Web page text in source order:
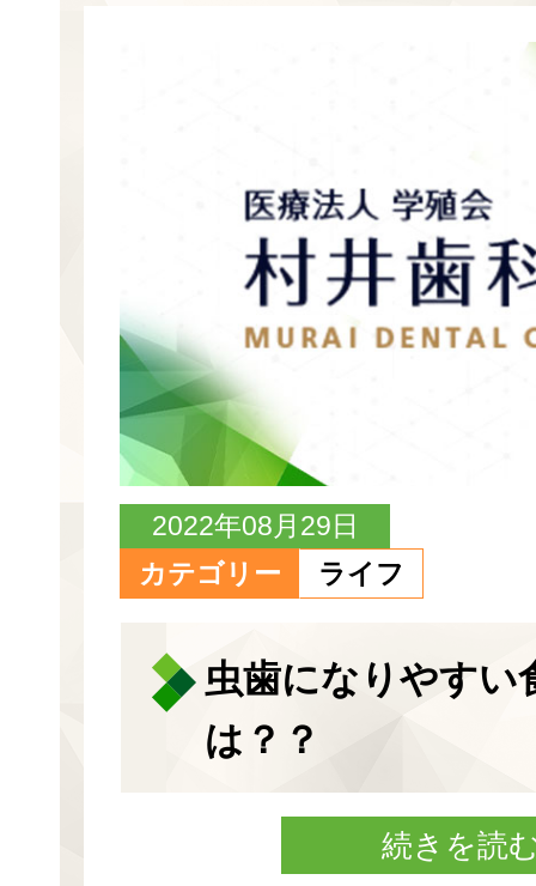
2022年08月29日
カテゴリー
ライフ
虫歯になりやすい
は？？
続きを読